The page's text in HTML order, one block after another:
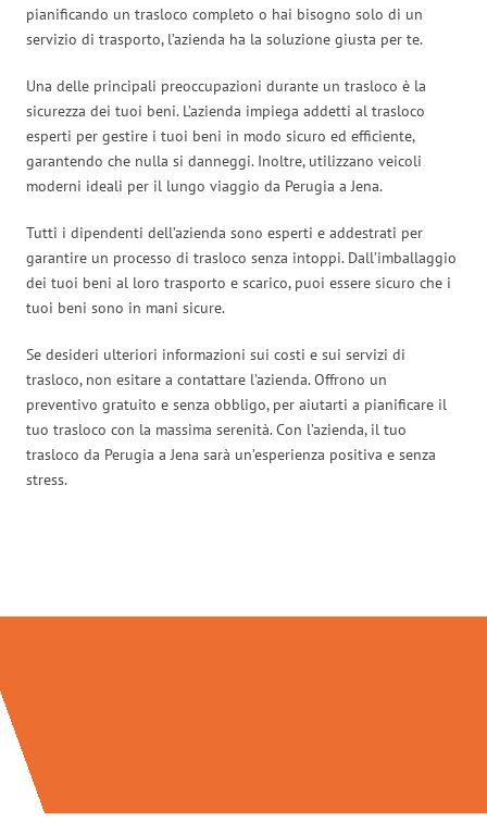
pianificando un trasloco completo o hai bisogno solo di un
servizio di trasporto, l’azienda ha la soluzione giusta per te.
Una delle principali preoccupazioni durante un trasloco è la
sicurezza dei tuoi beni. L’azienda impiega addetti al trasloco
esperti per gestire i tuoi beni in modo sicuro ed efficiente,
garantendo che nulla si danneggi. Inoltre, utilizzano veicoli
moderni ideali per il lungo viaggio da Perugia a Jena.
Tutti i dipendenti dell’azienda sono esperti e addestrati per
garantire un processo di trasloco senza intoppi. Dall’imballaggio
dei tuoi beni al loro trasporto e scarico, puoi essere sicuro che i
tuoi beni sono in mani sicure.
Se desideri ulteriori informazioni sui costi e sui servizi di
trasloco, non esitare a contattare l’azienda. Offrono un
preventivo gratuito e senza obbligo, per aiutarti a pianificare il
tuo trasloco con la massima serenità. Con l’azienda, il tuo
trasloco da Perugia a Jena sarà un’esperienza positiva e senza
stress.